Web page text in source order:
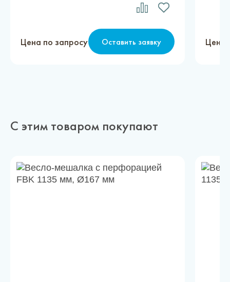
Цена по запросу Оставить заявку Цена
С этим товаром покупают